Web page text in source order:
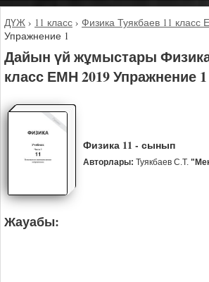
ДҮЖ › 11 класс › Физика Туякбаев 11 класс
Упражнение 1
Дайын үй жұмыстары Физика
класс ЕМН 2019 Упражнение 1
Физика 11 - сынып
Авторлары: Туякбаев С.Т.
Жауабы: